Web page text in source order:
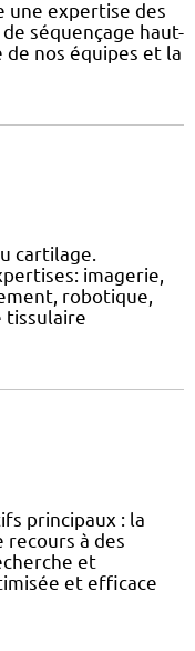
une expertise des
séquençage haut-
de nos équipes et la
cartilage.
imagerie,
robotique,
tissulaire
principaux : la
à des
et
et efficace